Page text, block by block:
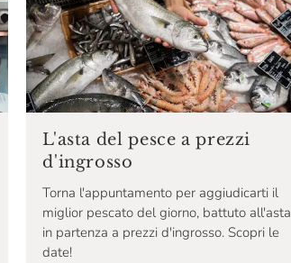
L'asta del pesce a prezzi
d'ingrosso
Torna l'appuntamento per aggiudicarti il
miglior pescato del giorno, battuto all'asta
in partenza a prezzi d'ingrosso. Scopri le
date!